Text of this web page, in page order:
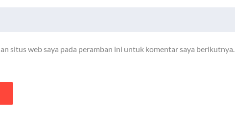
situs web saya pada peramban ini untuk komentar saya berikutnya.